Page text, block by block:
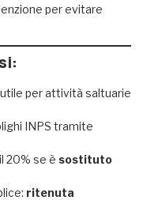
per evitare
per attività saltuarie
INPS tramite
il 20% se è sostituto
ritenuta